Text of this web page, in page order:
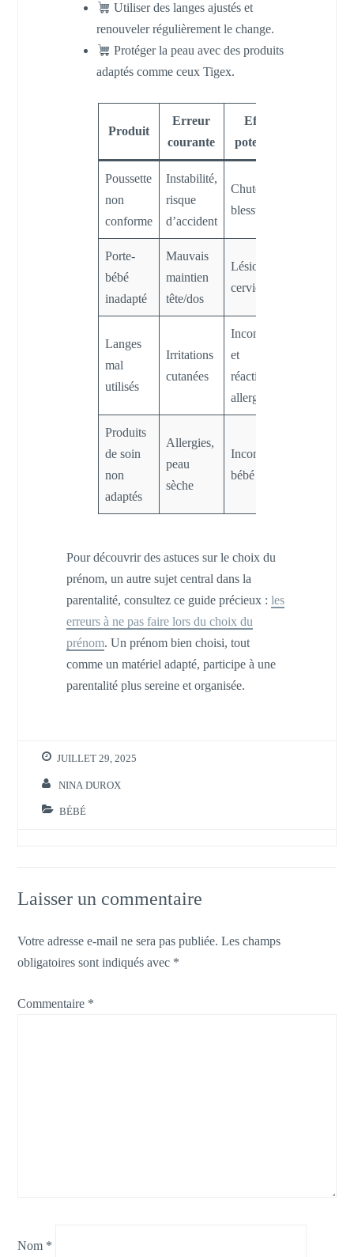
Utiliser des langes ajustés et
renouveler régulièrement le change.
Protéger la peau avec des produits
adaptés comme ceux Tigex.
Produit
Erreur
courante
Effet
potentiel
Poussette
non
conforme
Instabilité,
risque
d’accident
Chutes,
blessures
Porte-
bébé
inadapté
Mauvais
maintien
tête/dos
Lésion
cervicale
Langes
mal
utilisés
Irritations
cutanées
Inconfort
et
réactions
allergiques
Produits
de soin
non
adaptés
Allergies,
peau
sèche
Inconfort
bébé
Pour découvrir des astuces sur le choix du
prénom, un autre sujet central dans la
parentalité, consultez ce guide précieux : les
erreurs à ne pas faire lors du choix du
prénom. Un prénom bien choisi, tout
comme un matériel adapté, participe à une
parentalité plus sereine et organisée.
JUILLET 29, 2025
NINA DUROX
BÉBÉ
Laisser un commentaire
Votre adresse e-mail ne sera pas publiée. Les champs
obligatoires sont indiqués avec *
Commentaire *
Nom *